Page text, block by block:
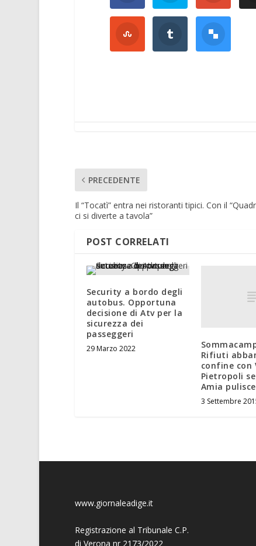
PRECEDENTE
Il “Tocatì” entra nei ristoranti tipici. Con il
ci si diverte a tavola”
POST CORRELATI
Security a bordo degli
autobus. Opportuna
decisione di Atv per la
sicurezza dei
passeggeri
29 Marzo 2022
Rifiuti
confine con
Pietropoli
Amia pulisce
3 Settembre
www.giornaleadige.it
Registrazione al Tribunale C.P.
di Verona nr 2173/2022